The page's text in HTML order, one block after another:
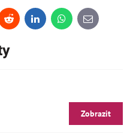
Reddit LinkedInWhatsApp
E-
mail
Zobrazit